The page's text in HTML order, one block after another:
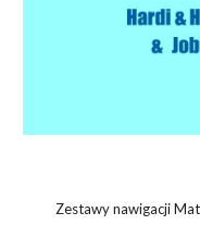
Zestawy nawigacji